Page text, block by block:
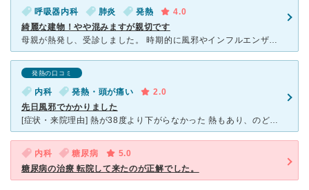
呼吸器内科 肺炎 発熱
4.0
綺麗な建物！やや混みますが親切です
母親が熱発し、受診しました。 時期的に風邪やインフルエンザが流行っていたため、少し混んでいました。先にCTと採血をしました。テキパキされていて、無駄に不安や心配をすることなく終わりました。 診察結
発熱の口コミ
内科 発熱・頭が痛い
2.0
先日風邪でかかりました
[症状・来院理由] 熱が38度より下がらなかった 熱もあり、のども痛みがあり、咳も止まらなかったため近所の武蔵ヶ丘病院にいきました。 [医師の診断・治療法] 風邪でしょうね・・・（だけ？）
内科 糖尿病
5.0
糖尿病の治療 転院して来たのが正解でした。